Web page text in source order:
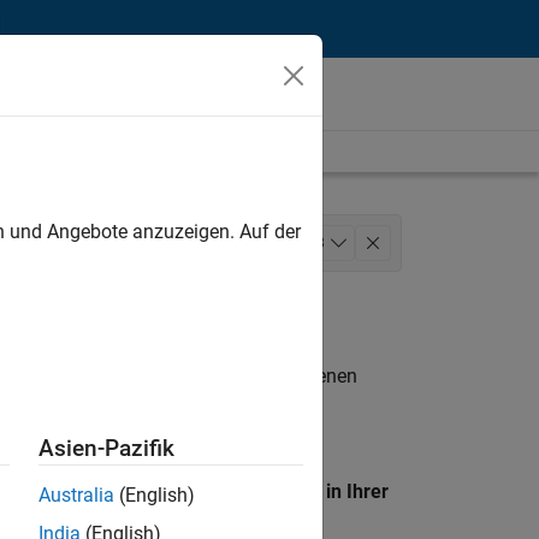
Business Model Team 3
. Wenn Sie noch immer keine offenen
unseres
Standort, um alle Stellenangebote in Ihrer
Angebote anzuzeigen. Auf der
Asien-Pazifik
Australia (English)
India (English)